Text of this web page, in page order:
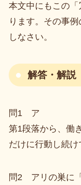
本文中にもこの
ります。その事
しなさい。
解答・解説
問1 ア
第1段落から、働
だけに行動し続け
問2 アリの巣に